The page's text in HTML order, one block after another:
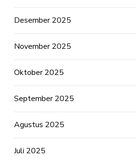
Desember 2025
November 2025
Oktober 2025
September 2025
Agustus 2025
Juli 2025